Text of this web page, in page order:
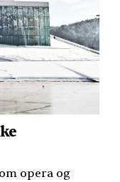
opera og